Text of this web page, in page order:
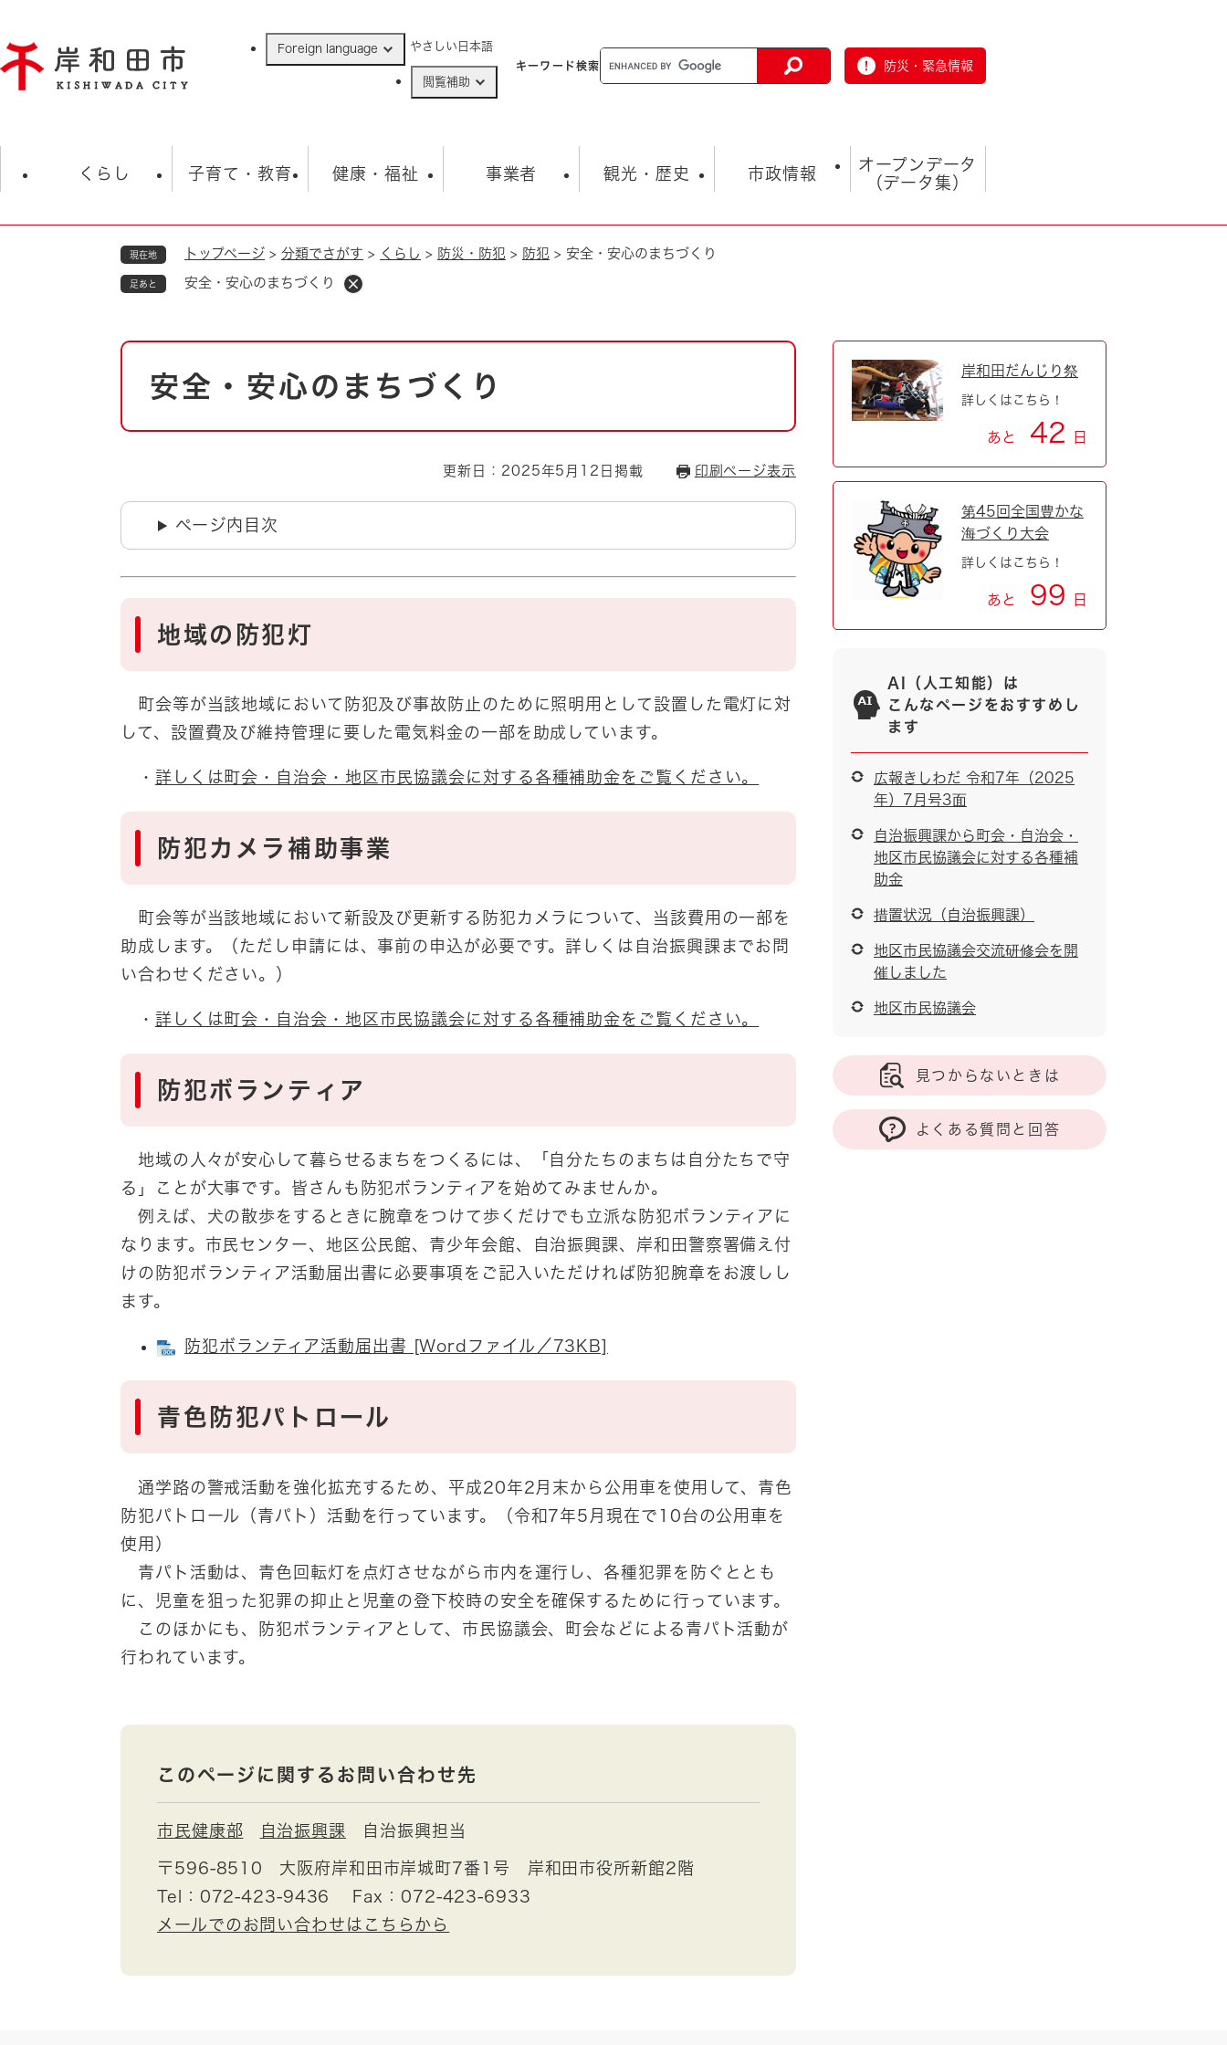
ジ
の
Foreign language やさしい日本語
閲覧補助
キーワード検索 防災・緊急情報
くらし
住民票・戸籍
ごみ・衛生・動物 救急・消防
防災・防犯 上水道・下水道
自然・環境・公園
男女共同参画
地域コミュニティ・ボラン
子育て・教育
学校 子育て
健康・福祉
福祉・健康・生活 生涯学習・スポーツ
事業者
入札・契約情報 まちづくり・協働
環境 福祉・介護
観光・歴史
観光 観光スポット
市政情報
市の概要 総合計画
市政 職員採用情報
市役所・施設の案内
オープンデータ
（データ集）
オープンデータ
現在地 トップページ > 分類でさがす > くらし > 防災・防犯 > 防犯 > 安全・安心のまちづくり
足あと 安全・安心のまちづくり
本
安全・安心のまちづくり
更新日：2025年5月12日掲載 印刷ページ表示
ページ内目次
地域の防犯灯
町会等が当該地域において防犯及び事故防止のために照明用として設置した電灯に対
して、設置費及び維持管理に要した電気料金の一部を助成しています。
・ 詳しくは町会・自治会・地区市民協議会に対する各種補助金をご覧ください。
防犯カメラ補助事業
町会等が当該地域において新設及び更新する防犯カメラについて、当該費用の一部を
助成します。（ただし申請には、事前の申込が必要です。詳しくは自治振興課までお問
い合わせください。）
・ 詳しくは町会・自治会・地区市民協議会に対する各種補助金をご覧ください。
防犯ボランティア
地域の人々が安心して暮らせるまちをつくるには、「自分たちのまちは自分たちで守
る」ことが大事です。皆さんも防犯ボランティアを始めてみませんか。
例えば、犬の散歩をするときに腕章をつけて歩くだけでも立派な防犯ボランティアに
なります。市民センター、地区公民館、青少年会館、自治振興課、岸和田警察署備え付
けの防犯ボランティア活動届出書に必要事項をご記入いただければ防犯腕章をお渡しし
ます。
防犯ボランティア活動届出書 [Wordファイル／73KB]
青色防犯パトロール
通学路の警戒活動を強化拡充するため、平成20年2月末から公用車を使用して、青色
防犯パトロール（青パト）活動を行っています。（令和7年5月現在で10台の公用車を
使用）
青パト活動は、青色回転灯を点灯させながら市内を運行し、各種犯罪を防ぐととも
に、児童を狙った犯罪の抑止と児童の登下校時の安全を確保するために行っています。
このほかにも、防犯ボランティアとして、市民協議会、町会などによる青パト活動が
行われています。
このページに関するお問い合わせ先
市民健康部 自治振興課 自治振興担当
〒596-8510
大阪府岸和田市岸城町7番1号 岸和田市役所新館2階
Tel：072-423-9436
Fax：072-423-6933
メールでのお問い合わせはこちらから
岸和田だんじり祭
詳しくはこちら！
あと 42 日
第45回全国豊かな
海づくり大会
詳しくはこちら！
あと 99 日
AI（人工知能）は
こんなページをおすすめし
ます
広報きしわだ 令和7年（2025
年）7月号3面
自治振興課から町会・自治会・
地区市民協議会に対する各種補
助金
措置状況（自治振興課）
地区市民協議会交流研修会を開
催しました
地区市民協議会
見つからないときは
よくある質問と回答